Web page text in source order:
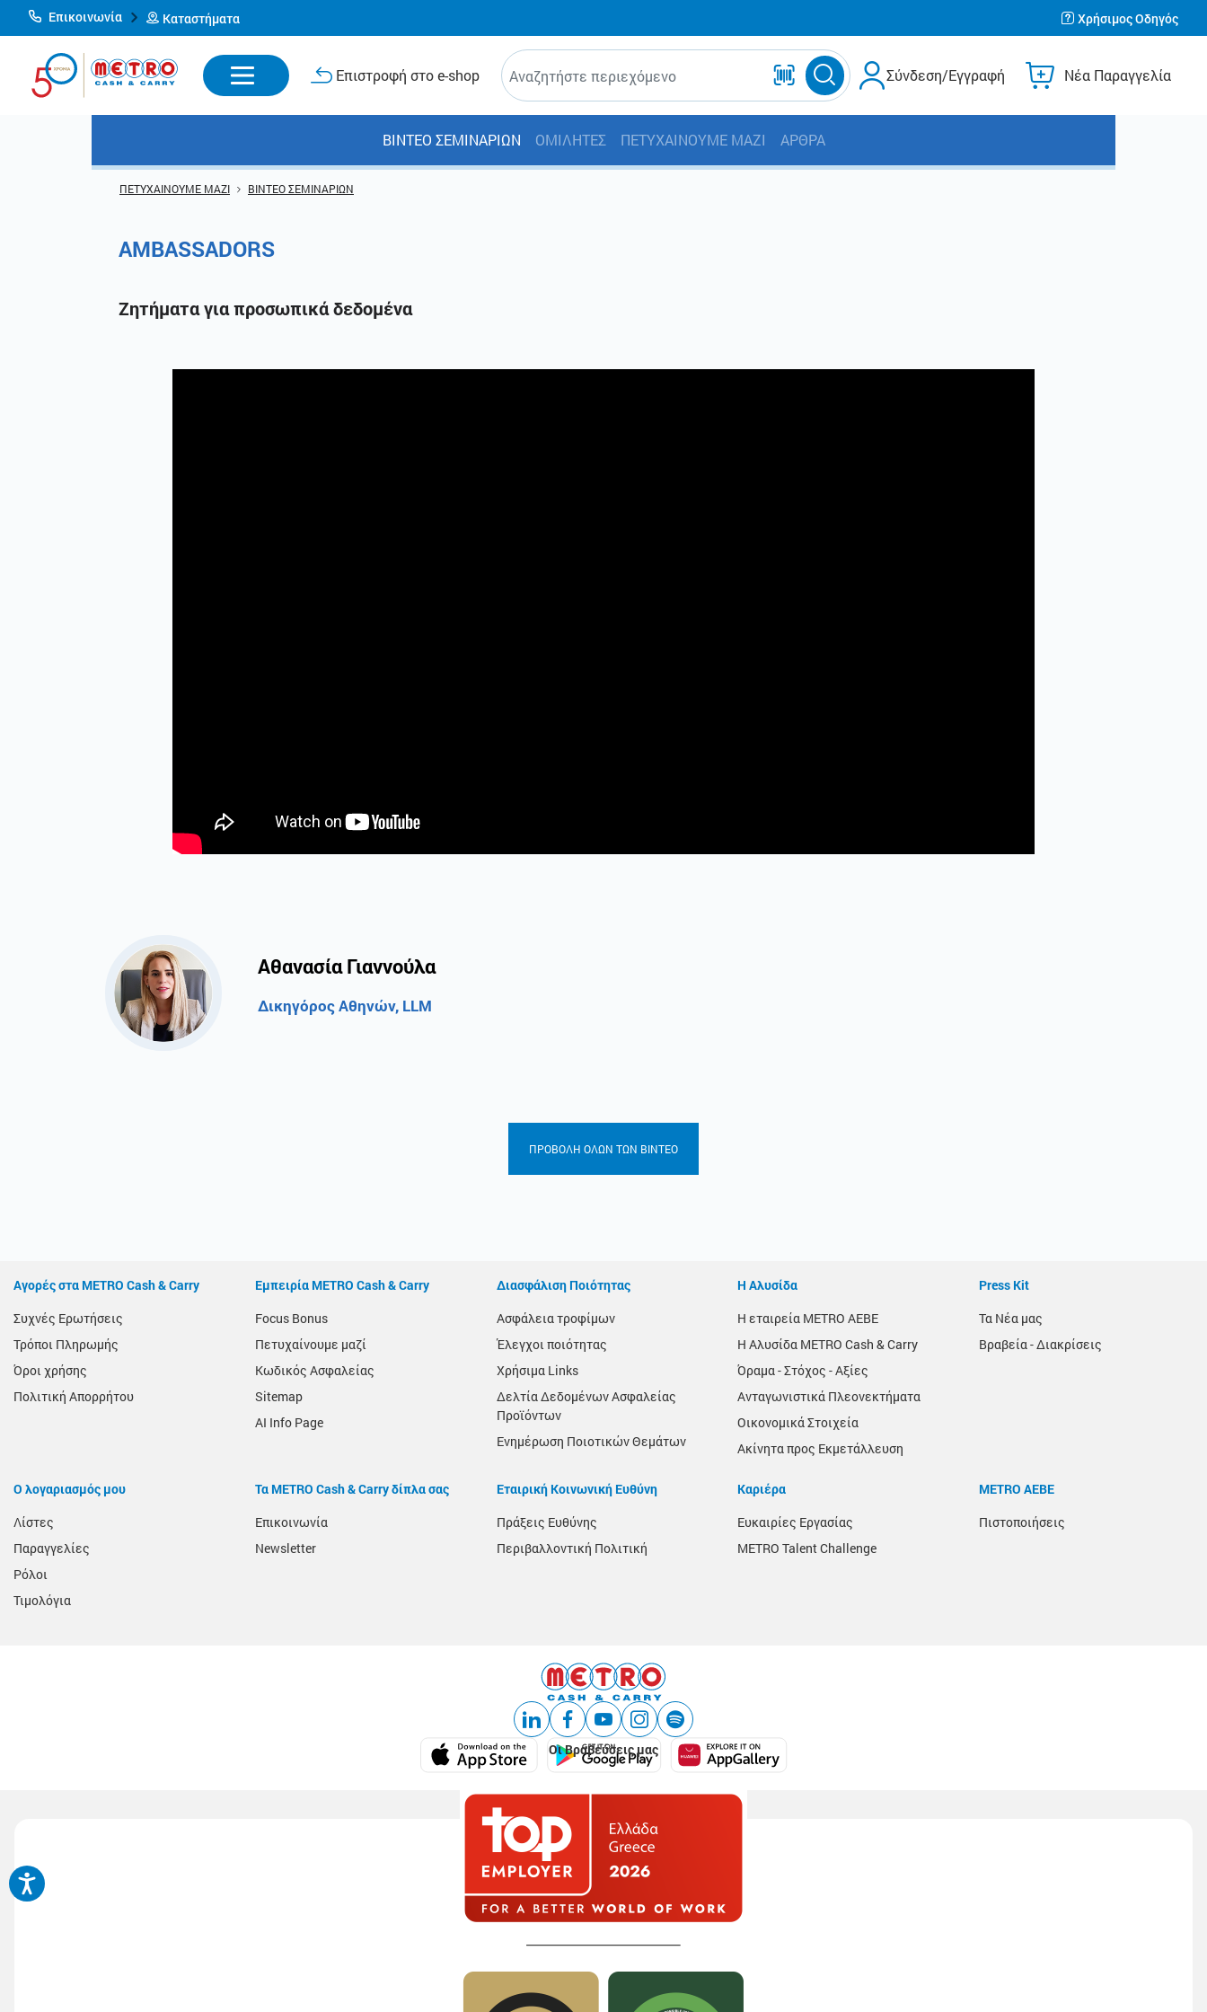
Επικοινωνία Καταστήματα Χρήσιμος Οδηγός
Επιστροφή στο e-shop Σύνδεση/Εγγραφή Νέα Παραγγελία
ΒΙΝΤΕΟ ΣΕΜΙΝΑΡΙΩΝ ΟΜΙΛΗΤΕΣ ΠΕΤΥΧΑΙΝΟΥΜΕ ΜΑΖΙ ΑΡΘΡΑ
ΠΕΤΥΧΑΙΝΟΥΜΕ ΜΑΖΙ ΒΙΝΤΕΟ ΣΕΜΙΝΑΡΙΩΝ
AMBASSADORS
Ζητήματα για προσωπικά δεδομένα
Αθανασία Γιαννούλα
Δικηγόρος Αθηνών, LLM
ΠΡΟΒΟΛΗ ΟΛΩΝ ΤΩΝ ΒΙΝΤΕΟ
Αγορές στα METRO Cash & Carry
Συχνές Ερωτήσεις
Τρόποι Πληρωμής
Όροι χρήσης
Πολιτική Απορρήτου
Εμπειρία METRO Cash & Carry
Focus Bonus
Πετυχαίνουμε μαζί
Κωδικός Ασφαλείας
Sitemap
AI Info Page
Διασφάλιση Ποιότητας
Ασφάλεια τροφίμων
Έλεγχοι ποιότητας
Χρήσιμα Links
Δελτία Δεδομένων Ασφαλείας
Προϊόντων
Ενημέρωση Ποιοτικών Θεμάτων
Η Αλυσίδα
Η εταιρεία METRO AEBE
Η Αλυσίδα METRO Cash & Carry
Όραμα - Στόχος - Αξίες
Ανταγωνιστικά Πλεονεκτήματα
Οικονομικά Στοιχεία
Ακίνητα προς Εκμετάλλευση
Press Kit
Τα Νέα μας
Βραβεία - Διακρίσεις
Ο λογαριασμός μου
Λίστες
Παραγγελίες
Ρόλοι
Τιμολόγια
Τα METRO Cash & Carry δίπλα σας
Επικοινωνία
Newsletter
Εταιρική Κοινωνική Ευθύνη
Πράξεις Ευθύνης
Περιβαλλοντική Πολιτική
Καριέρα
Ευκαιρίες Εργασίας
METRO Talent Challenge
METRO ΑΕΒΕ
Πιστοποιήσεις
Οι Βραβεύσεις μας